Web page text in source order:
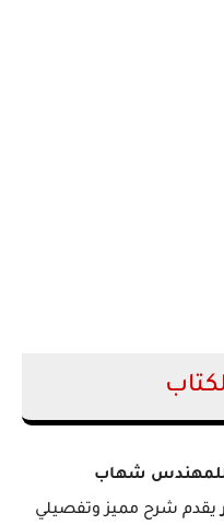
للمهندس شهاب
يقدم شرح مميز وتفصيلي